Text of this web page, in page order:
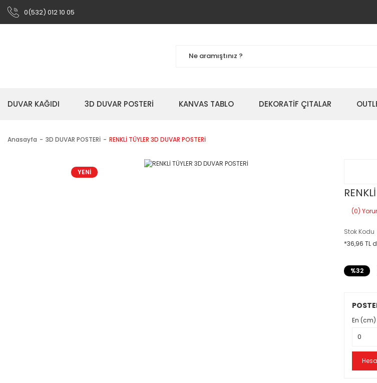
0(532) 012 10 05
DUVAR KAĞIDI 3D DUVAR POSTERİ KANVAS TABLO DEKORATİF ÇITALAR
Anasayfa 3D DUVAR POSTERİ RENKLİ TÜYLER 3D DUVAR POSTERİ
YENİ
(0)
Stok Kodu
*36,96 TL
%32
En (cm)